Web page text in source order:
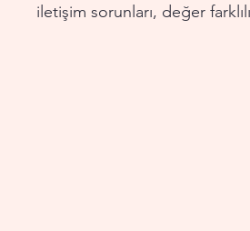
iletişim sorunları, değer